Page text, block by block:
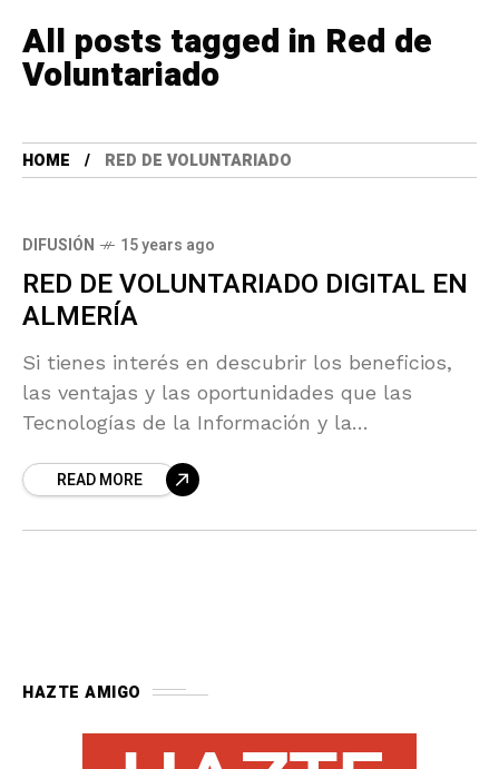
All posts tagged in Red de
Voluntariado
HOME RED DE VOLUNTARIADO
DIFUSIÓN 15 years ago
RED DE VOLUNTARIADO DIGITAL EN
ALMERÍA
Si tienes interés en descubrir los beneficios,
las ventajas y las oportunidades que las
Tecnologías de la Información y la
APÚNTATE A LA
READ MORE
HAZTE AMIGO